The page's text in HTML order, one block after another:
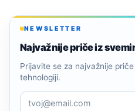
NEWSLETTER
Najvažnije priče iz
Prijavite se za najvažnije
tehnologiji.